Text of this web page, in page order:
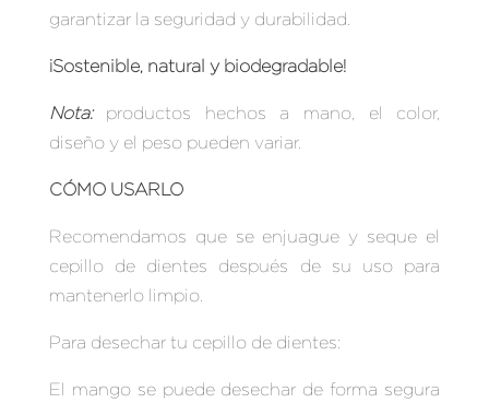
garantizar la seguridad y durabilidad.
¡Sostenible, natural y biodegradable!
Nota:productos hechos a mano, el color,
diseño y el peso pueden variar.
CÓMO USARLO
Recomendamos que se enjuague y seque el
cepillo de dientes después de su uso para
mantenerlo limpio.
Para desechar tu cepillo de dientes:
El mango se puede desechar de forma segura